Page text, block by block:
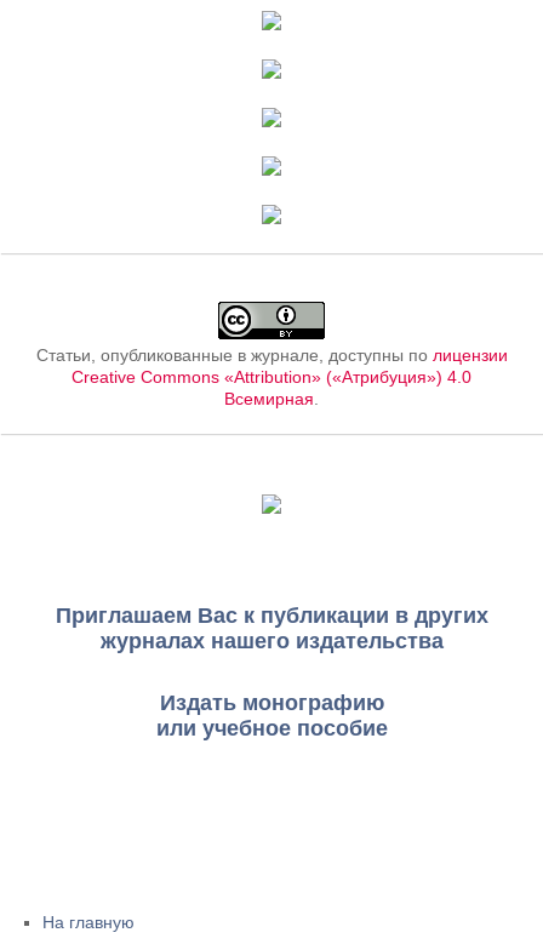
Статьи, опубликованные в журнале, доступны по лицензии
Creative Commons «Attribution» («Атрибуция») 4.0
Всемирная
Приглашаем Вас к публикации в других
журналах нашего издательства
Издать монографию
или учебное пособие
На главную